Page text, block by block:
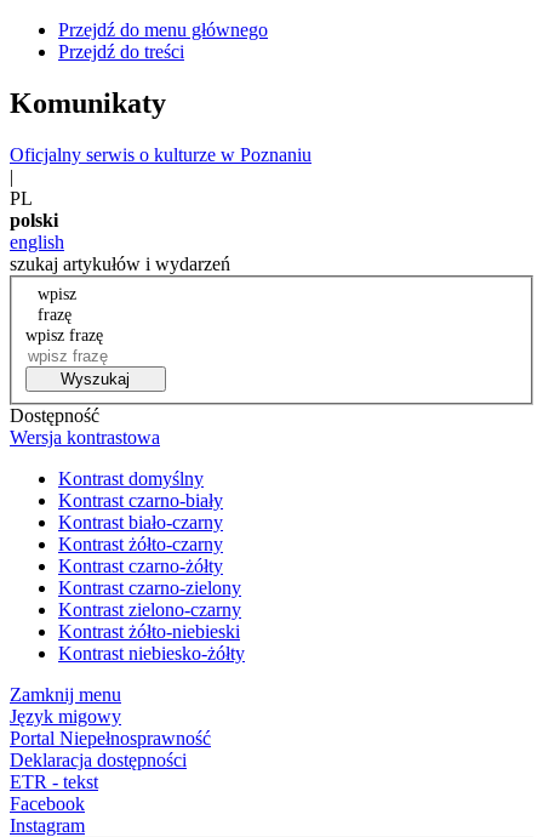
Przejdź do menu głównego
Przejdź do treści
Komunikaty
Oficjalny serwis o kulturze w Poznaniu
|
PL
polski
english
szukaj artykułów i wydarzeń
wpisz
frazę
wpisz frazę
Wyszukaj
Dostępność
Wersja kontrastowa
Kontrast domyślny
Kontrast czarno-biały
Kontrast biało-czarny
Kontrast żółto-czarny
Kontrast czarno-żółty
Kontrast czarno-zielony
Kontrast zielono-czarny
Kontrast żółto-niebieski
Kontrast niebiesko-żółty
Zamknij menu
Język migowy
Portal Niepełnosprawność
Deklaracja dostępności
ETR - tekst
Facebook
Instagram